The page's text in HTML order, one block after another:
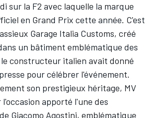
sur la F2 avec laquelle la marque
en Grand Prix cette année. C'est
Garage Italia Customs, créé
un bâtiment emblématique des
le constructeur italien avait donné
pour célébrer l'événement.
son prestigieux héritage, MV
apporté l'une des
Giacomo Agostini, emblématique